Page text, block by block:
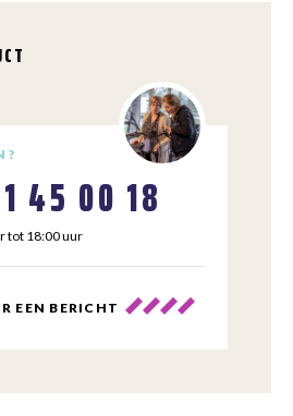
45 00 18
tot 18:00 uur
EEN BERICHT